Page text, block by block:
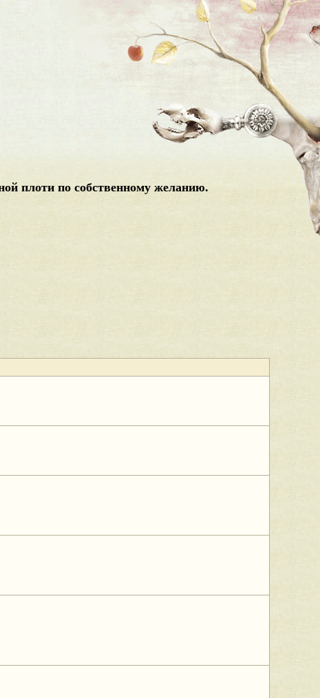
плоти по собственному желанию.